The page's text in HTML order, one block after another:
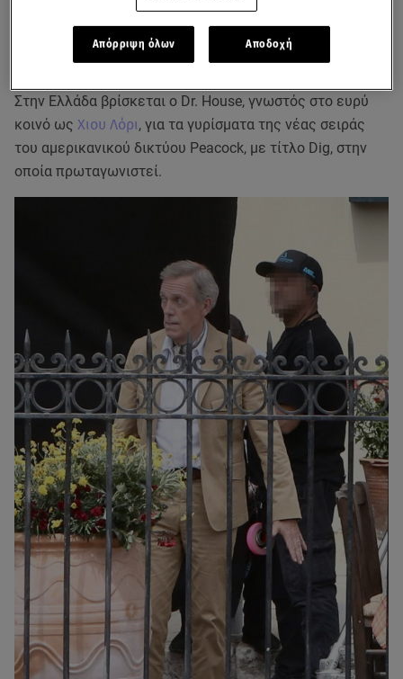
Στην Ελλάδα βρίσκεται ο Dr. House, γνωστός στο ευρύ
κοινό ως Χιου Λόρι, για τα γυρίσματα της νέας σειράς
του αμερικανικού δικτύου Peacock, με τίτλο Dig, στην
οποία πρωταγωνιστεί.
Απόρριψη όλων Αποδοχή